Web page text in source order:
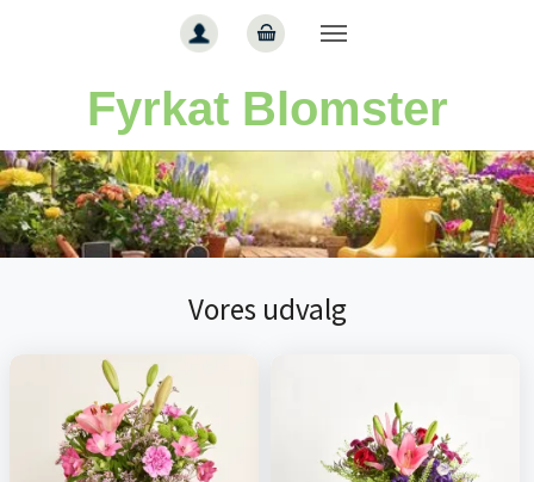
Fyrkat Blomster
Vores udvalg